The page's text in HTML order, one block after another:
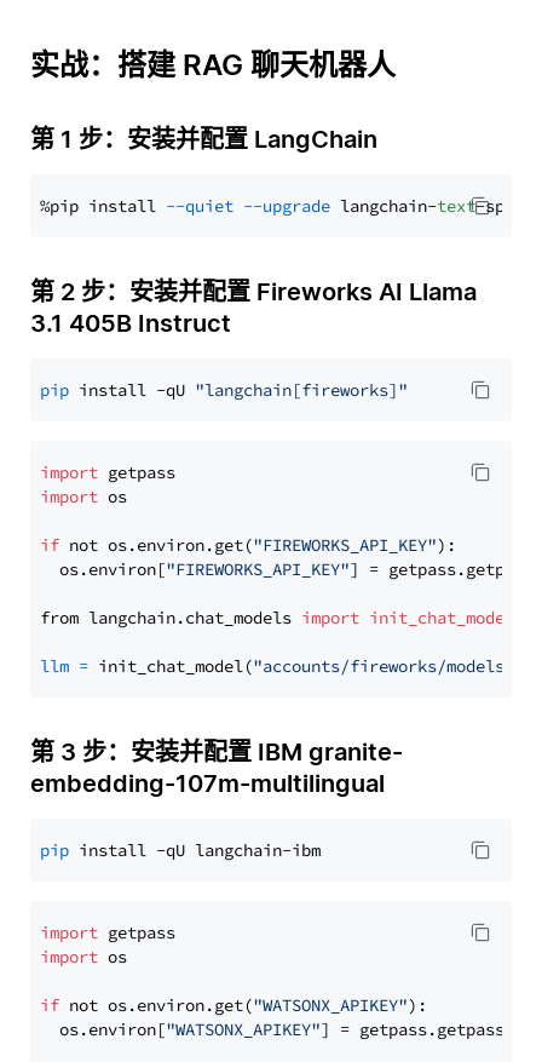
实战：搭建 RAG 聊天机器人
第 1 步：安装并配置 LangChain
%pip install --quiet --upgrade langchain-text
第 2 步：安装并配置 Fireworks AI Llama
3.1 405B Instruct
pip install -qU "langchain[fireworks]"
import
import os
if not os.environ.get("FIREWORKS_API_KEY"):
  os.environ[
"FIREWORKS_API_KEY"] = getpass.getpass(
from langchain.chat_models import init_chat_model
llm = init_chat_model("accounts/fireworks/models/
第 3 步：安装并配置 IBM granite-
embedding-107m-multilingual
pip
import
import os
if not os.environ.get("WATSONX_APIKEY"):
  os.environ[
"WATSONX_APIKEY"] = getpass.getpass(